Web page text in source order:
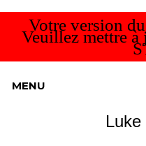
Votre version
Veuillez mettre
MENU
Luke